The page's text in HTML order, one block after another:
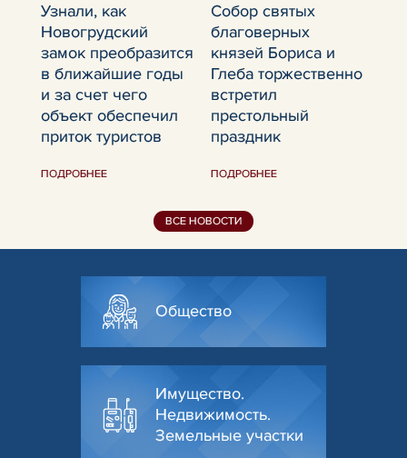
Узнали, как
Новогрудский
замок преобразится
в ближайшие годы
и за счет чего
объект обеспечил
приток туристов
ПОДРОБНЕЕ
Собор святых
благоверных
князей Бориса и
Глеба торжественно
встретил
престольный
праздник
ПОДРОБНЕЕ
ВСЕ НОВОСТИ
Общество
Имущество.
Недвижимость.
Земельные участки